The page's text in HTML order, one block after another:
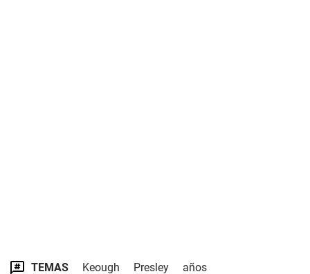
TEMAS Keough Presley años